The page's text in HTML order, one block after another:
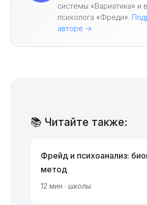
системы «Вариатика» и
психолога «Фреди».
авторе →
📚 Читайте также:
Фрейд и психоанализ:
метод
12 мин · школы